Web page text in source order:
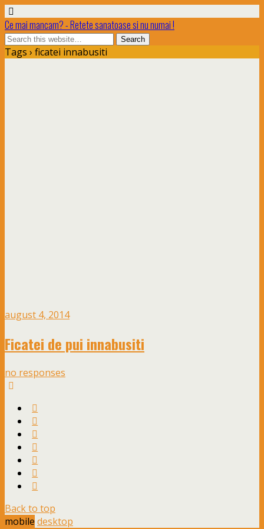
Ce mai mancam? - Retete sanatoase si nu numai !
Tags › ficatei innabusiti
august 4, 2014
Ficatei de pui innabusiti
no responses
Back to top
mobile desktop